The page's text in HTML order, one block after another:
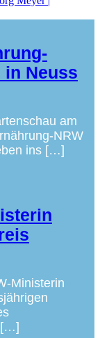
in Neuss
am
NRW
ins […]
Ministerin
[…]